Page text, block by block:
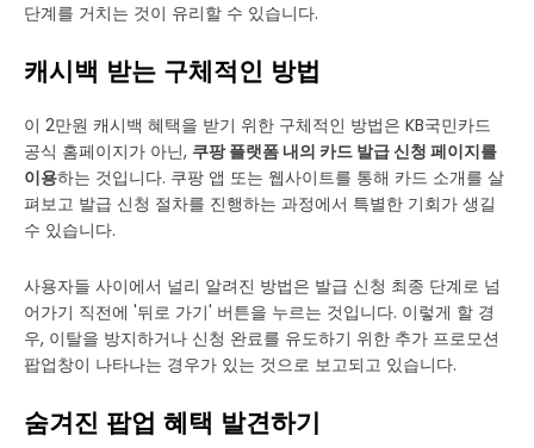
단계를 거치는 것이 유리할 수 있습니다.
캐시백 받는 구체적인 방법
이 2만원 캐시백 혜택을 받기 위한 구체적인 방법은 KB국민카드
공식 홈페이지가 아닌, 쿠팡 플랫폼 내의 카드 발급 신청 페이지를
이용하는 것입니다. 쿠팡 앱 또는 웹사이트를 통해 카드 소개를 살
펴보고 발급 신청 절차를 진행하는 과정에서 특별한 기회가 생길
수 있습니다.
사용자들 사이에서 널리 알려진 방법은 발급 신청 최종 단계로 넘
어가기 직전에 '뒤로 가기' 버튼을 누르는 것입니다. 이렇게 할 경
우, 이탈을 방지하거나 신청 완료를 유도하기 위한 추가 프로모션
팝업창이 나타나는 경우가 있는 것으로 보고되고 있습니다.
숨겨진 팝업 혜택 발견하기